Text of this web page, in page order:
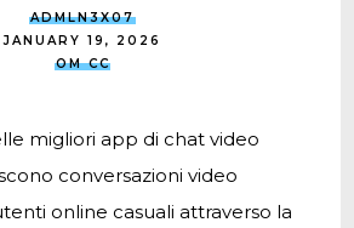
ADMLN3X07
JANUARY 19, 2026
OM CC
migliori app di chat video
conversazioni video
online casuali attraverso la